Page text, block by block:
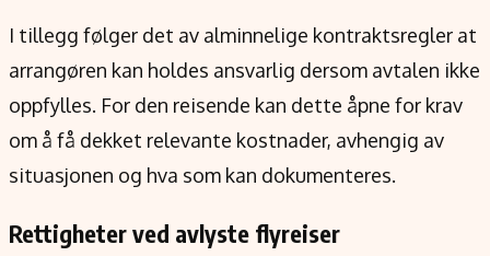
I tillegg følger det av alminnelige kontraktsregler at
arrangøren kan holdes ansvarlig dersom avtalen ikke
oppfylles. For den reisende kan dette åpne for krav
om å få dekket relevante kostnader, avhengig av
situasjonen og hva som kan dokumenteres.
Rettigheter ved avlyste flyreiser